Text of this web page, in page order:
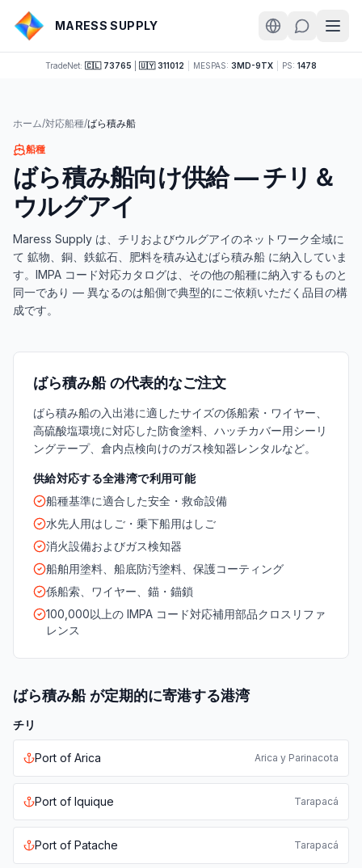
MARESS SUPPLY
TradeNet: 🇨🇱 73765 🇺🇾 311012 MESPAS: 3MD-9TX PS: 1478
ホーム/対応船種/ばら積み船
船種
ばら積み船向け供給 — チリ＆
ウルグアイ
Maress Supply は、チリおよびウルグアイのネットワーク全域に
て 鉱物、銅、鉄鉱石、肥料を積み込むばら積み船 に納入していま
す。IMPA コード対応カタログは、その他の船種に納入するものと
同一であり — 異なるのは船側で典型的にご依頼いただく品目の構
成です。
ばら積み船 の代表的なご注文
ばら積み船の入出港に適したサイズの係船索・ワイヤー、
高硫酸塩環境に対応した防食塗料、ハッチカバー用シーリ
ングテープ、倉内点検向けのガス検知器レンタルなど。
供給対応する全港湾で利用可能
船種基準に適合した安全・救命設備
水先人用はしご・乗下船用はしご
消火設備およびガス検知器
船舶用塗料、船底防汚塗料、保護コーティング
係船索、ワイヤー、錨・錨鎖
100,000以上の IMPA コード対応補用部品クロスリファ
レンス
ばら積み船 が定期的に寄港する港湾
チリ
Port of Arica Arica y Parinacota
Port of Iquique Tarapacá
Port of Patache Tarapacá